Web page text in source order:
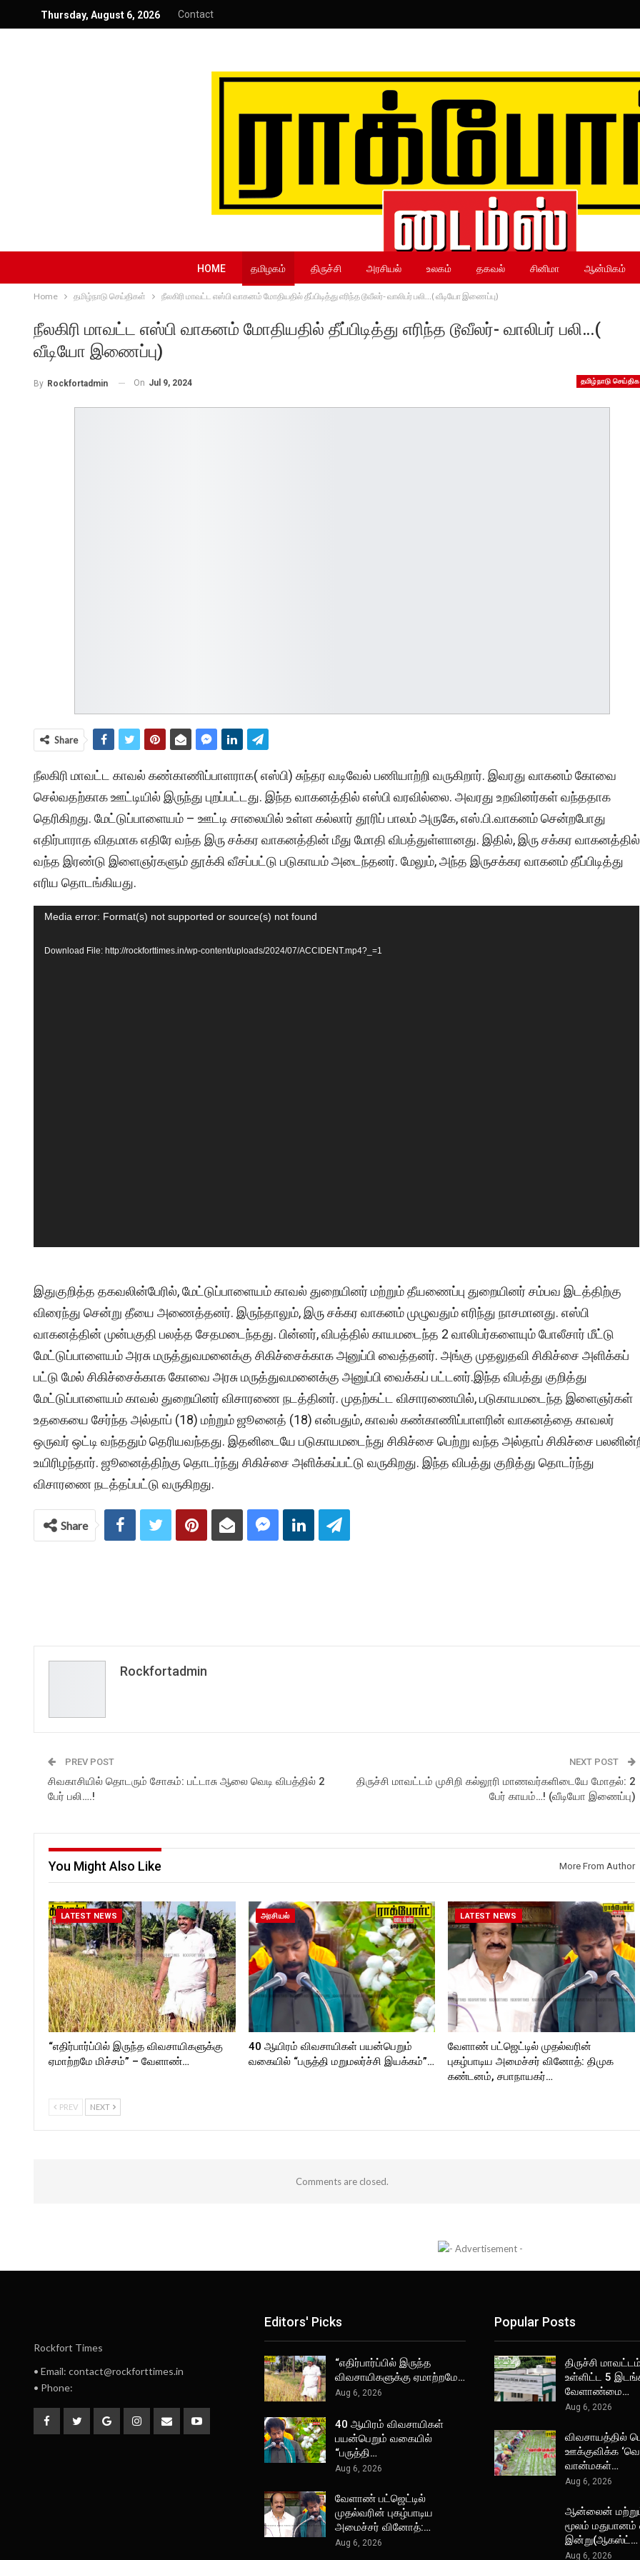
Thursday, August 6, 2026 Contact
HOME தமிழகம் திருச்சி அரசியல் உலகம் தகவல் சினிமா ஆன்மிகம்
Home தமிழ்நாடு செய்திகள் நீலகிரி மாவட்ட எஸ்பி வாகனம் மோதியதில் தீப்பிடித்து எரிந்த டூவீலர்- வாலிபர் பலி…( வீடியோ இணைப்பு)
நீலகிரி மாவட்ட எஸ்பி வாகனம் மோதியதில் தீப்பிடித்து எரிந்த டூவீலர்- வாலிபர் பலி…(
வீடியோ இணைப்பு)
தமிழ்நாடு
By Rockfortadmin On Jul 9, 2024
Share
நீலகிரி மாவட்ட காவல் கண்காணிப்பாளராக( எஸ்பி) சுந்தர வடிவேல் பணியாற்றி வருகிறார். இவரது வாகனம் கோவை
செல்வதற்காக ஊட்டியில் இருந்து புறப்பட்டது. இந்த வாகனத்தில் எஸ்பி வரவில்லை. அவரது உறவினர்கள் வந்ததாக
தெரிகிறது. மேட்டுப்பாளையம் – ஊட்டி சாலையில் உள்ள கல்லார் தூரிப் பாலம் அருகே, எஸ்.பி.வாகனம் சென்றபோது
எதிர்பாராத விதமாக எதிரே வந்த இரு சக்கர வாகனத்தின் மீது மோதி விபத்துள்ளானது. இதில், இரு சக்கர வாகனத்தில்
வந்த இரண்டு இளைஞர்களும் தூக்கி வீசப்பட்டு படுகாயம் அடைந்தனர். மேலும், அந்த இருசக்கர வாகனம் தீப்பிடித்து
எரிய தொடங்கியது.
Video
Media error: Format(s) not supported or source(s) not found
Download File: http://rockforttimes.in/wp-content/uploads/2024/07/ACCIDENT.mp4?_=1
இதுகுறித்த தகவலின்பேரில், மேட்டுப்பாளையம் காவல் துறையினர் மற்றும் தீயணைப்பு துறையினர் சம்பவ இடத்திற்கு
விரைந்து சென்று தீயை அணைத்தனர். இருந்தாலும், இரு சக்கர வாகனம் முழுவதும் எரிந்து நாசமானது. எஸ்பி
வாகனத்தின் முன்பகுதி பலத்த சேதமடைந்தது. பின்னர், விபத்தில் காயமடைந்த 2 வாலிபர்களையும் போலீசார் மீட்டு
மேட்டுப்பாளையம் அரசு மருத்துவமனைக்கு சிகிச்சைக்காக அனுப்பி வைத்தனர். அங்கு முதலுதவி சிகிச்சை அளிக்கப்
பட்டு மேல் சிகிச்சைக்காக கோவை அரசு மருத்துவமனைக்கு அனுப்பி வைக்கப் பட்டனர்.இந்த விபத்து குறித்து
மேட்டுப்பாளையம் காவல் துறையினர் விசாரணை நடத்தினர். முதற்கட்ட விசாரணையில், படுகாயமடைந்த இளைஞர்கள்
உதகையை சேர்ந்த அல்தாப் (18) மற்றும் ஜூனைத் (18) என்பதும், காவல் கண்காணிப்பாளரின் வாகனத்தை காவலர்
ஒருவர் ஒட்டி வந்ததும் தெரியவந்தது. இதனிடையே படுகாயமடைந்து சிகிச்சை பெற்று வந்த அல்தாப் சிகிச்சை
உயிரிழந்தார். ஜூனைத்திற்கு தொடர்ந்து சிகிச்சை அளிக்கப்பட்டு வருகிறது. இந்த விபத்து குறித்து தொடர்ந்து
விசாரணை நடத்தப்பட்டு வருகிறது.
Share
Rockfortadmin
PREV POST
சிவகாசியில் தொடரும் சோகம்: பட்டாசு ஆலை வெடி விபத்தில் 2
பேர் பலி….!
NEXT POST
திருச்சி மாவட்டம் முசிறி கல்லூரி மாணவர்களிடையே மோதல்: 2
பேர் காயம்…! (வீடியோ இணைப்பு)
You Might Also Like More From Author
LATEST NEWS
“எதிர்பார்ப்பில் இருந்த விவசாயிகளுக்கு
ஏமாற்றமே மிச்சம்” – வேளாண்…
அரசியல்
40 ஆயிரம் விவசாயிகள் பயன்பெறும்
வகையில் “பருத்தி மறுமலர்ச்சி இயக்கம்”…
LATEST NEWS
வேளாண் பட்ஜெட்டில் முதல்வரின்
புகழ்பாடிய அமைச்சர் வினோத்: திமுக
கண்டனம், சபாநாயகர்…
PREV NEXT
Comments are closed.
Rockfort Times
• Email: contact@rockforttimes.in
• Phone:
Editors' Picks
“எதிர்பார்ப்பில் இருந்த
விவசாயிகளுக்கு ஏமாற்றமே…
Aug 6, 2026
40 ஆயிரம் விவசாயிகள்
பயன்பெறும் வகையில்
“பருத்தி…
Aug 6, 2026
வேளாண் பட்ஜெட்டில்
முதல்வரின் புகழ்பாடிய
அமைச்சர் வினோத்:…
Aug 6, 2026
Popular Posts
திருச்சி
உள்ளிட்ட 5
வேளாண்மை…
Aug 6, 2026
விவசாயத்தில்
ஊக்குவிக்க
வான்மகள்…
Aug 6, 2026
ஆன்லைன்
மூலம்
இன்று(ஆகஸ்ட்…
Aug 6, 2026